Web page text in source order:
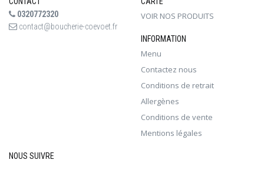
0320772320
contact@boucherie-coevoet.fr
VOIR NOS PRODUITS
INFORMATION
Menu
Contactez nous
Conditions de retrait
Allergènes
Conditions de vente
Mentions légales
NOUS SUIVRE